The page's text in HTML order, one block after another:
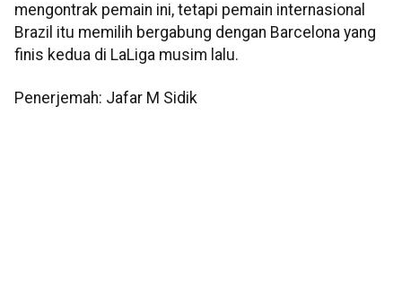
mengontrak pemain ini, tetapi pemain internasional
Brazil itu memilih bergabung dengan Barcelona yang
finis kedua di LaLiga musim lalu.
Penerjemah: Jafar M Sidik